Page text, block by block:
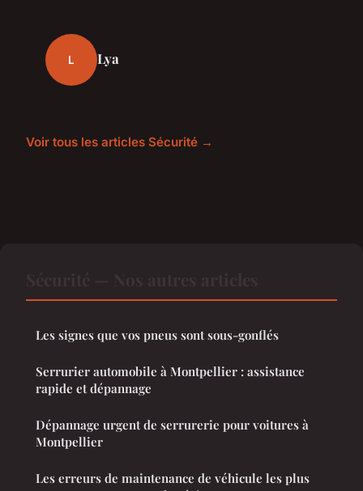
L Lya
Voir tous les articles Sécurité →
Les signes que vos pneus sont sous-gonflés
Serrurier automobile à Montpellier : assistance
rapide et dépannage
Dépannage urgent de serrurerie pour voitures à
Montpellier
Les erreurs de maintenance de véhicule les plus